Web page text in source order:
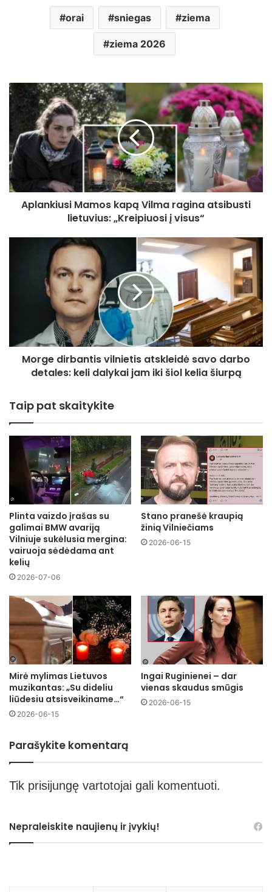
orai sniegas ziema
ziema 2026
Aplankiusi
Mamos
kapą
ragina
atsibusti
lietuvius:
„Kreipiuosi
į
visus“Aplankiusi Mamos kapą Vilma ragina atsibusti
lietuvius: „Kreipiuosi į visus“
dalykai
šiurpą
Morge dirbantis vilnietis atskleidė savo darbo
detales: keli dalykai jam iki šiol kelia šiurpą
Taip pat skaitykite
Plinta vaizdo įrašas su
galimai BMW avariją
Vilniuje sukėlusia mergina:
vairuoja sėdėdama ant
kelių
2026-07-06
Stano pranešė kraupią
žinią Vilniečiams
2026-06-15
Mirė mylimas Lietuvos
muzikantas: „Su dideliu
liūdesiu atsisveikiname…“
2026-06-15
Ingai Ruginienei – dar
vienas skaudus smūgis
2026-06-15
Parašykite komentarą
Tik prisijungę vartotojai gali komentuoti.
Nepraleiskite naujienų ir įvykių!